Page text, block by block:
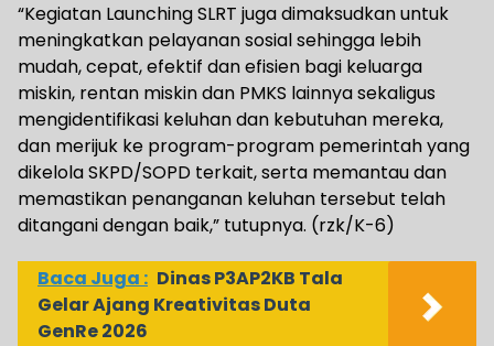
“Kegiatan Launching SLRT juga dimaksudkan untuk
meningkatkan pelayanan sosial sehingga lebih
mudah, cepat, efektif dan efisien bagi keluarga
miskin, rentan miskin dan PMKS lainnya sekaligus
mengidentifikasi keluhan dan kebutuhan mereka,
dan merijuk ke program-program pemerintah yang
dikelola SKPD/SOPD terkait, serta memantau dan
memastikan penanganan keluhan tersebut telah
ditangani dengan baik,” tutupnya. (rzk/K-6)
Baca Juga : Dinas P3AP2KB Tala
Gelar Ajang Kreativitas Duta
GenRe 2026